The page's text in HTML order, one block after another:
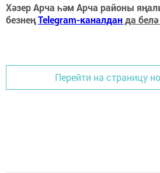
Хәзер Арча һәм Арча районы
безнеңTelegram-каналданда
Перейти на страницу